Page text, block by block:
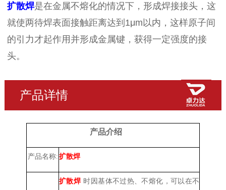
扩散焊是在金属不熔化的情况下，形成焊接接头，这
就使两待焊表面接触距离达到1μm以内，这样原子间
的引力才起作用并形成金属键，获得一定强度的接
头。
产品详情
产品介绍
产品名称: 扩散焊
扩散焊 时因基体不过热、不熔化，可以在不